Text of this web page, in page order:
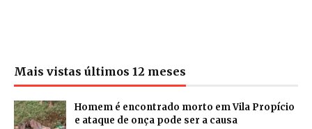
Mais vistas últimos 12 meses
Homem é encontrado morto em Vila Propício
e ataque de onça pode ser a causa